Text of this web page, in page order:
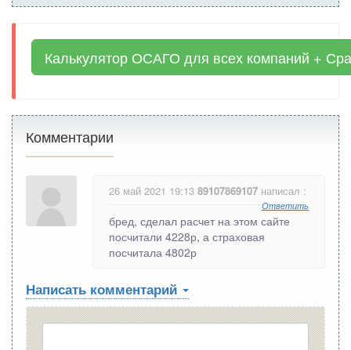
Калькулятор ОСАГО для всех компаний +
Комментарии
26 май 2021 19:13 89107869107 написал :
Ответить
бред, сделал расчет на этом сайте
посчитали 4228р, а страховая
посчитала 4802р
Написать комментарий